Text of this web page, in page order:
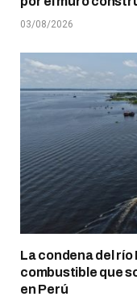
03/08/2026
La condena del río
combustible que
en Perú